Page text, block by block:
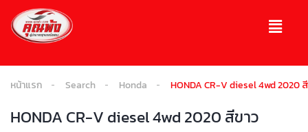
หน้าแรก Search Honda HONDA CR-V diesel 4wd 2020
HONDA CR-V diesel 4wd 2020 สีขาว